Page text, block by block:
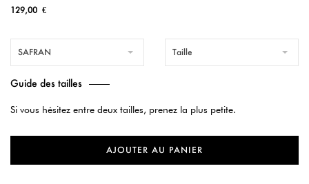
129,00 €
SAFRAN Taille
Guide des tailles
Si vous hésitez entre deux tailles, prenez la plus petite.
AJOUTER AU PANIER